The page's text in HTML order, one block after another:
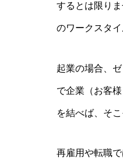
するとは限り
のワークスタ
起業の場合、
で企業（お客
を結べば、そ
再雇用や転職